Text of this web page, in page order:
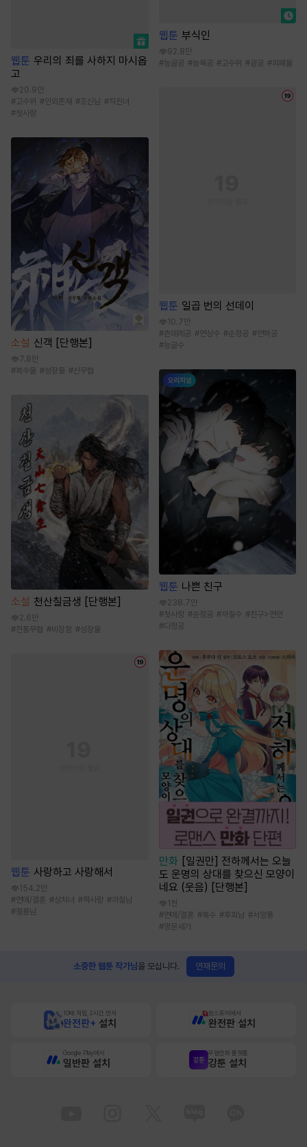
웹툰 우리의 죄를 사하지 마시옵
고
20.9만
#고수위 #인외존재 #조신남 #직진녀
#첫사랑
소설 신객 [단행본]
7.8만
#복수물 #성장물 #신무협
소설 천산칠금생 [단행본]
2.6만
#전통무협 #비장함 #성장물
웹툰 사랑하고 사랑해서
154.2만
#연애/결혼 #상처녀 #짝사랑 #까칠남
#절륜남
웹툰 부식인
92.8만
#능글공 #능욕공 #고수위 #광공 #피폐물
웹툰 일곱 번의 선데이
10.7만
#츤데레공 #연상수 #순정공 #연하공
#능글수
웹툰 나쁜 친구
238.7만
#첫사랑 #순정공 #까칠수 #친구>연인
#다정공
만화 [일권만] 전하께서는 오늘
도 운명의 상대를 찾으신 모양이
네요 (웃음) [단행본]
1천
#연애/결혼 #복수 #후회남 #서양풍
#명문세가
소중한 웹툰 작가님을 모십니다. 연재문의
10배 적립, 2시간 먼저
완전판+ 설치
원스토어에서
완전판 설치
Google Play에서
일반판 설치
무협만화 플랫폼
강툰 설치